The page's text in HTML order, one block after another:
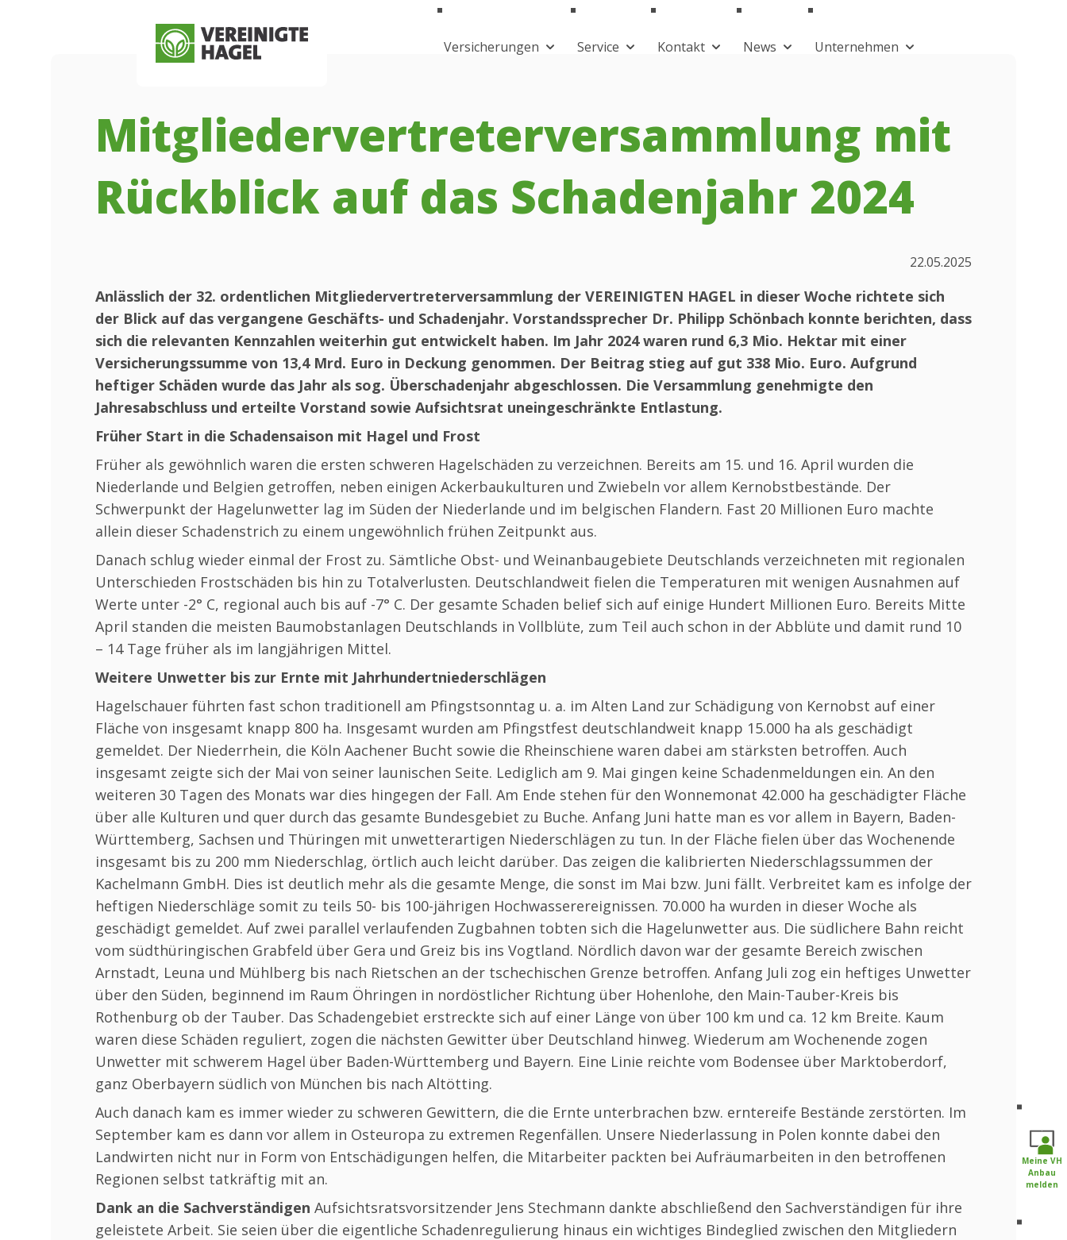
Versicherungen Service Kontakt News Unternehmen
Mitgliedervertreterversammlung mit
Rückblick auf das Schadenjahr 2024
22.05.2025
Anlässlich der 32. ordentlichen Mitgliedervertreterversammlung der VEREINIGTEN HAGEL in dieser Woche richtete sich
der Blick auf das vergangene Geschäfts- und Schadenjahr. Vorstandssprecher Dr. Philipp Schönbach konnte berichten, dass
sich die relevanten Kennzahlen weiterhin gut entwickelt haben. Im Jahr 2024 waren rund 6,3 Mio. Hektar mit einer
Versicherungssumme von 13,4 Mrd. Euro in Deckung genommen. Der Beitrag stieg auf gut 338 Mio. Euro. Aufgrund
heftiger Schäden wurde das Jahr als sog. Überschadenjahr abgeschlossen. Die Versammlung genehmigte den
Jahresabschluss und erteilte Vorstand sowie Aufsichtsrat uneingeschränkte Entlastung.
Früher Start in die Schadensaison mit Hagel und Frost
Früher als gewöhnlich waren die ersten schweren Hagelschäden zu verzeichnen. Bereits am 15. und 16. April wurden die
Niederlande und Belgien getroffen, neben einigen Ackerbaukulturen und Zwiebeln vor allem Kernobstbestände. Der
Schwerpunkt der Hagelunwetter lag im Süden der Niederlande und im belgischen Flandern. Fast 20 Millionen Euro machte
allein dieser Schadenstrich zu einem ungewöhnlich frühen Zeitpunkt aus.
Danach schlug wieder einmal der Frost zu. Sämtliche Obst- und Weinanbaugebiete Deutschlands verzeichneten mit regionalen
Unterschieden Frostschäden bis hin zu Totalverlusten. Deutschlandweit fielen die Temperaturen mit wenigen Ausnahmen auf
Werte unter -2° C, regional auch bis auf -7° C. Der gesamte Schaden belief sich auf einige Hundert Millionen Euro. Bereits Mitte
April standen die meisten Baumobstanlagen Deutschlands in Vollblüte, zum Teil auch schon in der Abblüte und damit rund 10
– 14 Tage früher als im langjährigen Mittel.
Weitere Unwetter bis zur Ernte mit Jahrhundertniederschlägen
Hagelschauer führten fast schon traditionell am Pfingstsonntag u. a. im Alten Land zur Schädigung von Kernobst auf einer
Fläche von insgesamt knapp 800 ha. Insgesamt wurden am Pfingstfest deutschlandweit knapp 15.000 ha als geschädigt
gemeldet. Der Niederrhein, die Köln Aachener Bucht sowie die Rheinschiene waren dabei am stärksten betroffen. Auch
insgesamt zeigte sich der Mai von seiner launischen Seite. Lediglich am 9. Mai gingen keine Schadenmeldungen ein. An den
weiteren 30 Tagen des Monats war dies hingegen der Fall. Am Ende stehen für den Wonnemonat 42.000 ha geschädigter Fläche
über alle Kulturen und quer durch das gesamte Bundesgebiet zu Buche. Anfang Juni hatte man es vor allem in Bayern, Baden-
Württemberg, Sachsen und Thüringen mit unwetterartigen Niederschlägen zu tun. In der Fläche fielen über das Wochenende
insgesamt bis zu 200 mm Niederschlag, örtlich auch leicht darüber. Das zeigen die kalibrierten Niederschlagssummen der
Kachelmann GmbH. Dies ist deutlich mehr als die gesamte Menge, die sonst im Mai bzw. Juni fällt. Verbreitet kam es infolge der
heftigen Niederschläge somit zu teils 50- bis 100-jährigen Hochwasserereignissen. 70.000 ha wurden in dieser Woche als
geschädigt gemeldet. Auf zwei parallel verlaufenden Zugbahnen tobten sich die Hagelunwetter aus. Die südlichere Bahn reicht
vom südthüringischen Grabfeld über Gera und Greiz bis ins Vogtland. Nördlich davon war der gesamte Bereich zwischen
Arnstadt, Leuna und Mühlberg bis nach Rietschen an der tschechischen Grenze betroffen. Anfang Juli zog ein heftiges Unwetter
über den Süden, beginnend im Raum Öhringen in nordöstlicher Richtung über Hohenlohe, den Main-Tauber-Kreis bis
Rothenburg ob der Tauber. Das Schadengebiet erstreckte sich auf einer Länge von über 100 km und ca. 12 km Breite. Kaum
waren diese Schäden reguliert, zogen die nächsten Gewitter über Deutschland hinweg. Wiederum am Wochenende zogen
Unwetter mit schwerem Hagel über Baden-Württemberg und Bayern. Eine Linie reichte vom Bodensee über Marktoberdorf,
ganz Oberbayern südlich von München bis nach Altötting.
Auch danach kam es immer wieder zu schweren Gewittern, die die Ernte unterbrachen bzw. erntereife Bestände zerstörten. Im
September kam es dann vor allem in Osteuropa zu extremen Regenfällen. Unsere Niederlassung in Polen konnte dabei den
Landwirten nicht nur in Form von Entschädigungen helfen, die Mitarbeiter packten bei Aufräumarbeiten in den betroffenen
Regionen selbst tatkräftig mit an.
Dank an die Sachverständigen Aufsichtsratsvorsitzender Jens Stechmann dankte abschließend den Sachverständigen für ihre
geleistete Arbeit. Sie seien über die eigentliche Schadenregulierung hinaus ein wichtiges Bindeglied zwischen den Mitgliedern
Meine VH
Anbau
melden